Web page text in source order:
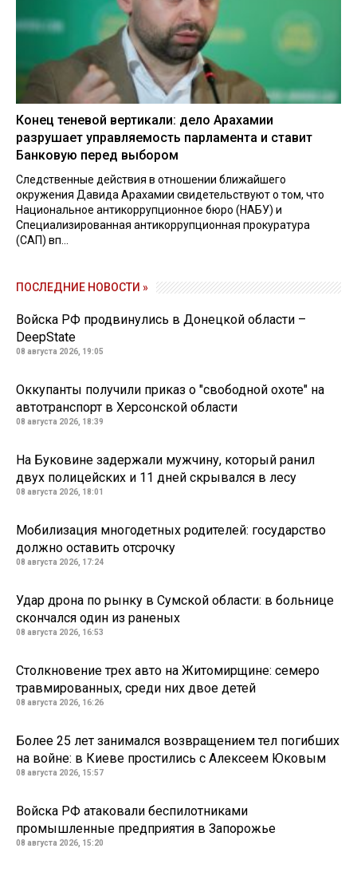
Конец теневой вертикали: дело Арахамии
разрушает управляемость парламента и ставит
Банковую перед выбором
Следственные действия в отношении ближайшего
окружения Давида Арахамии свидетельствуют о том, что
Национальное антикоррупционное бюро (НАБУ) и
Специализированная антикоррупционная прокуратура
(САП) вп...
ПОСЛЕДНИЕ НОВОСТИ »
Войска РФ продвинулись в Донецкой области –
DeepState
08 августа 2026, 19:05
Оккупанты получили приказ о "свободной охоте" на
автотранспорт в Херсонской области
08 августа 2026, 18:39
На Буковине задержали мужчину, который ранил
двух полицейских и 11 дней скрывался в лесу
08 августа 2026, 18:01
Мобилизация многодетных родителей: государство
должно оставить отсрочку
08 августа 2026, 17:24
Удар дрона по рынку в Сумской области: в больнице
скончался один из раненых
08 августа 2026, 16:53
Столкновение трех авто на Житомирщине: семеро
травмированных, среди них двое детей
08 августа 2026, 16:26
Более 25 лет занимался возвращением тел погибших
на войне: в Киеве простились с Алексеем Юковым
08 августа 2026, 15:57
Войска РФ атаковали беспилотниками
промышленные предприятия в Запорожье
08 августа 2026, 15:20